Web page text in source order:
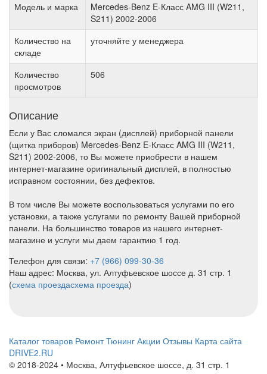
Модель и марка
Mercedes-Benz E-Класс AMG III (W211,
S211) 2002-2006
Количество на
складе
уточняйте у менеджера
Количество
просмотров
506
Описание
Если у Вас сломался экран (дисплей) приборной панели
(щитка приборов) Mercedes-Benz E-Класс AMG III (W211,
S211) 2002-2006, то Вы можете приобрести в нашем
интернет-магазине оригинальный дисплей, в полностью
исправном состоянии, без дефектов.
В том числе Вы можете воспользоваться услугами по его
установки, а также услугами по ремонту Вашей приборной
панели. На большинство товаров из нашего интернет-
магазине и услуги мы даем гарантию 1 год.
Телефон для связи: +7 (966) 099-30-36
Наш адрес: Москва, ул. Алтуфьевское шоссе д. 31 стр. 1
(схема проездасхема проезда)
Каталог товаров Ремонт Тюнинг Акции Отзывы Карта сайта
DRIVE2.RU
© 2018-2024 • Москва, Алтуфьевское шоссе, д. 31 стр. 1